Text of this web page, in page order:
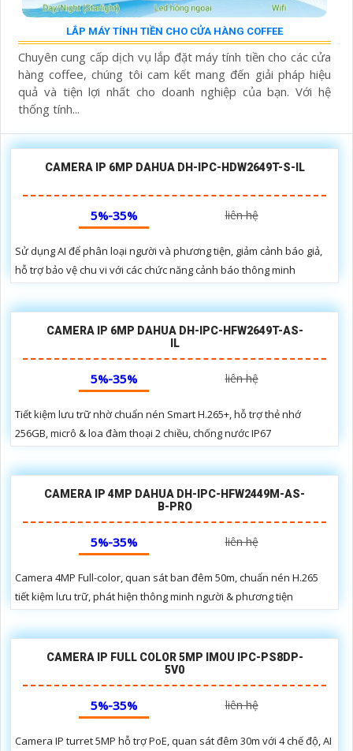
LẮP MÁY TÍNH TIỀN CHO CỬA HÀNG COFFEE
Chuyên cung cấp dịch vụ lắp đặt máy tính tiền cho các cửa
hàng coffee, chúng tôi cam kết mang đến giải pháp hiệu
quả và tiện lợi nhất cho doanh nghiệp của bạn. Với hệ
thống tính...
CAMERA IP 6MP DAHUA DH-IPC-HDW2649T-S-IL
5%-35% liên hệ
Sử dụng AI để phân loại người và phương tiện, giảm cảnh báo giả,
hỗ trợ bảo vệ chu vi với các chức năng cảnh báo thông minh
CAMERA IP 6MP DAHUA DH-IPC-HFW2649T-AS-
IL
5%-35% liên hệ
Tiết kiệm lưu trữ nhờ chuẩn nén Smart H.265+, hỗ trợ thẻ nhớ
256GB, micrô & loa đàm thoại 2 chiều, chống nước IP67
CAMERA IP 4MP DAHUA DH-IPC-HFW2449M-AS-
B-PRO
5%-35% liên hệ
Camera 4MP Full-color, quan sát ban đêm 50m, chuẩn nén H.265
tiết kiệm lưu trữ, phát hiện thông minh người & phương tiện
CAMERA IP FULL COLOR 5MP IMOU IPC-PS8DP-
5V0
5%-35% liên hệ
Camera IP turret 5MP hỗ trợ PoE, quan sát đêm 30m với 4 chế độ, AI